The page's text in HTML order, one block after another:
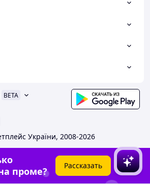
BETA
України, 2008-2026
проме?
Рассказать